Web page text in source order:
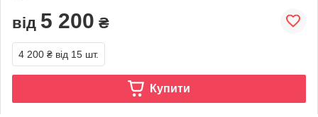
від 5 200 ₴
4 200 ₴ від 15 шт.
Купити